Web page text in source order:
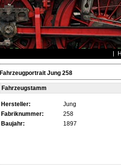
Fahrzeugportrait Jung 258
Fahrzeugstamm
Hersteller:
Jung
Fabriknummer:
258
Baujahr:
1897